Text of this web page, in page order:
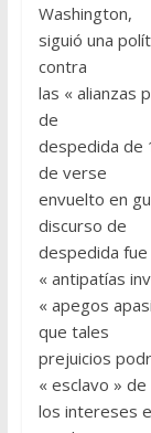
Washington,
siguió una
contra
las « alianzas
de
despedida de
de verse
envuelto en
discurso de
despedida
« antipatías
« apegos
que tales
prejuicios
« esclavo » de
los intereses